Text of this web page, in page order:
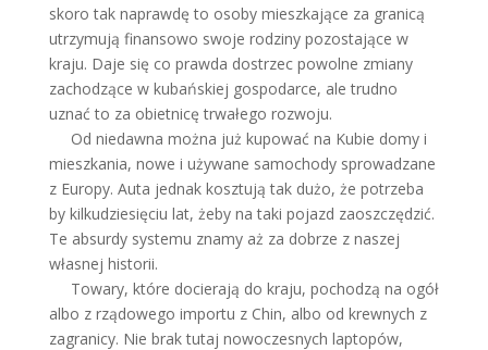
skoro tak naprawdę to osoby mieszkające za granicą
utrzymują finansowo swoje rodziny pozostające w
kraju. Daje się co prawda dostrzec powolne zmiany
zachodzące w kubańskiej gospodarce, ale trudno
uznać to za obietnicę trwałego rozwoju.
Od niedawna można już kupować na Kubie domy i
mieszkania, nowe i używane samochody sprowadzane
z Europy. Auta jednak kosztują tak dużo, że potrzeba
by kilkudziesięciu lat, żeby na taki pojazd zaoszczędzić.
Te absurdy systemu znamy aż za dobrze z naszej
własnej historii.
Towary, które docierają do kraju, pochodzą na ogół
albo z rządowego importu z Chin, albo od krewnych z
zagranicy. Nie brak tutaj nowoczesnych laptopów,